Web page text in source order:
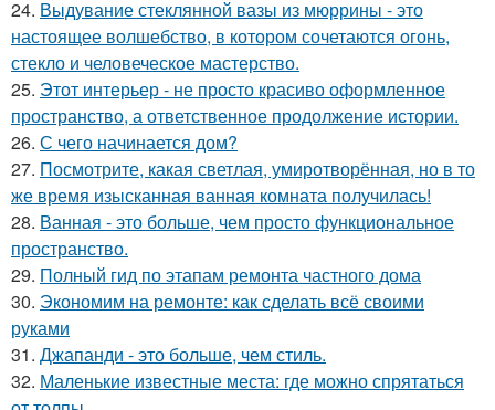
24. Выдувание стеклянной вазы из мюррины - это
настоящее волшебство, в котором сочетаются огонь,
стекло и человеческое мастерство.
25. Этот интерьер - не просто красиво оформленное
пространство, а ответственное продолжение истории.
26. С чего начинается дом?
27. Посмотрите, какая светлая, умиротворённая, но в то
же время изысканная ванная комната получилась!
28. Ванная - это больше, чем просто функциональное
пространство.
29. Полный гид по этапам ремонта частного дома
30. Экономим на ремонте: как сделать всё своими
руками
31. Джапанди - это больше, чем стиль.
32. Маленькие известные места: где можно спрятаться